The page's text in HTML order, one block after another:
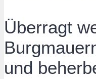
Überragt
und